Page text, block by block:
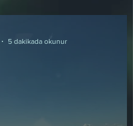
5 dakikada okunur